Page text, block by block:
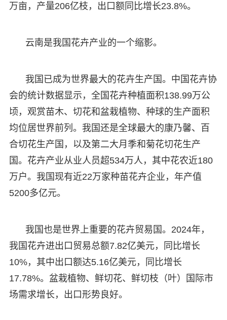
万亩，产量206亿枝，出口额同比增长23.8%。
云南是我国花卉产业的一个缩影。
我国已成为世界最大的花卉生产国。中国花卉协
会的统计数据显示，全国花卉种植面积138.99万公
顷，观赏苗木、切花和盆栽植物、种球的生产面积
均位居世界前列。我国还是全球最大的康乃馨、百
合切花生产国，以及第二大月季和菊花切花生产
国。花卉产业从业人员超534万人，其中花农近180
万户。我国现有近22万家种苗花卉企业，年产值
5200多亿元。
我国也是世界上重要的花卉贸易国。2024年，
我国花卉进出口贸易总额7.82亿美元，同比增长
10%，其中出口额达5.16亿美元，同比增长
17.78%。盆栽植物、鲜切花、鲜切枝（叶）国际市
场需求增长，出口形势良好。